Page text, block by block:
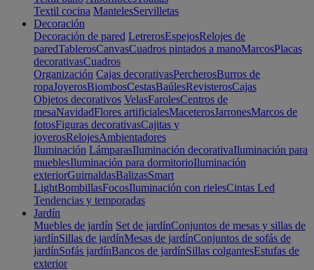
Textil cocina MantelesServilletas
Decoración
Decoración de pared LetrerosEspejosRelojes de
paredTablerosCanvasCuadros pintados a manoMarcosPlacas
decorativasCuadros
Organización Cajas decorativasPercherosBurros de
ropaJoyerosBiombosCestasBaúlesRevisterosCajas
Objetos decorativos VelasFarolesCentros de
mesaNavidadFlores artificialesMaceterosJarronesMarcos de
fotosFiguras decorativasCajitas y
joyerosRelojesAmbientadores
Iluminación LámparasIluminación decorativaIluminación para
mueblesIluminación para dormitorioIluminación
exteriorGuirnaldasBalizasSmart
LightBombillasFocosIluminación con rielesCintas Led
Tendencias y temporadas
Jardín
Muebles de jardín Set de jardínConjuntos de mesas y sillas de
jardínSillas de jardínMesas de jardínConjuntos de sofás de
jardínSofás jardínBancos de jardínSillas colgantesEstufas de
exterior